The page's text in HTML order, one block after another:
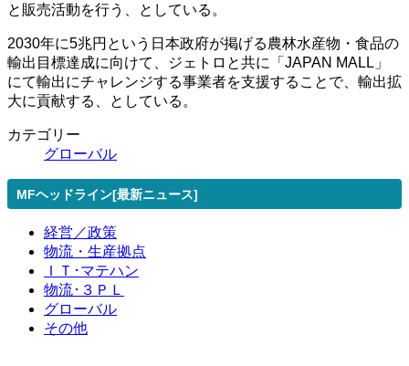
と販売活動を行う、としている。
2030年に5兆円という日本政府が掲げる農林水産物・食品の
輸出目標達成に向けて、ジェトロと共に「JAPAN MALL」
にて輸出にチャレンジする事業者を支援することで、輸出拡
大に貢献する、としている。
カテゴリー
グローバル
MFヘッドライン[最新ニュース]
経営／政策
物流・生産拠点
ＩＴ･マテハン
物流･３ＰＬ
グローバル
その他